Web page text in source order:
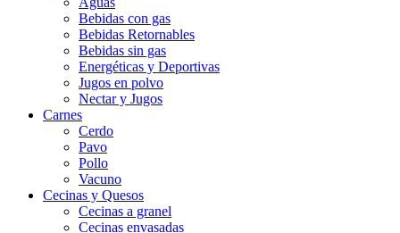
Bebidas con gas
Bebidas Retornables
Bebidas sin gas
Energéticas y Deportivas
Jugos en polvo
Nectar y Jugos
Carnes
Cerdo
Pavo
Pollo
Vacuno
Cecinas y Quesos
Cecinas a granel
Cecinas envasadas